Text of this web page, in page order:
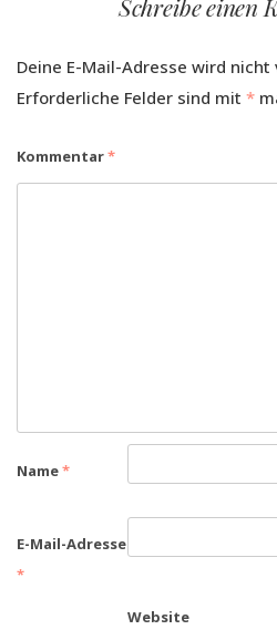
Deine E-Mail-Adresse wird
Erforderliche Felder sind mit *
Kommentar*
Name*
E-Mail-Adresse
*
Website